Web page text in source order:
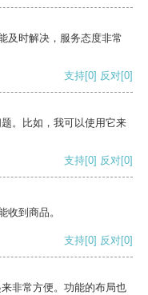
及时解决，服务态度非常
支持[0] 反对[0]
。比如，我可以使用它来
支持[0] 反对[0]
收到商品。
支持[0] 反对[0]
非常方便。功能的布局也